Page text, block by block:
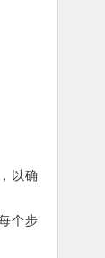
以确
个步